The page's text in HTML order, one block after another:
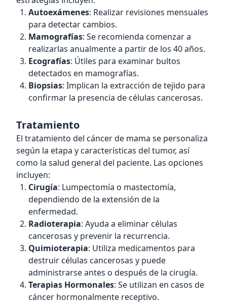
Autoexámenes: Realizar revisiones mensuales
para detectar cambios.
Mamografías: Se recomienda comenzar a
realizarlas anualmente a partir de los 40 años.
Ecografías: Útiles para examinar bultos
detectados en mamografías.
Biopsias: Implican la extracción de tejido para
confirmar la presencia de células cancerosas.
Tratamiento
El tratamiento del cáncer de mama se personaliza
según la etapa y características del tumor, así
como la salud general del paciente. Las opciones
incluyen:
Cirugía: Lumpectomía o mastectomía,
dependiendo de la extensión de la
enfermedad.
Radioterapia: Ayuda a eliminar células
cancerosas y prevenir la recurrencia.
Quimioterapia: Utiliza medicamentos para
destruir células cancerosas y puede
administrarse antes o después de la cirugía.
Terapias Hormonales: Se utilizan en casos de
cáncer hormonalmente receptivo.